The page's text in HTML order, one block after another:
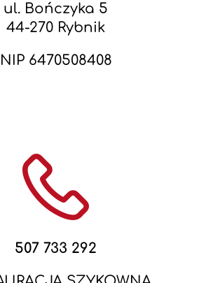
ul. Bończyka 5
44-270 Rybnik
NIP 6470508408
507 733 292